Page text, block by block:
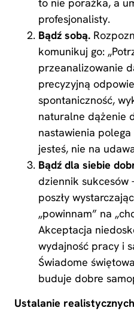
profesjonalisty.
Bądź sobą.
komunikuj go:
przeanalizowanie
precyzyjną
spontaniczność,
naturalne dążenie
nastawienia
jesteś, nie na
Bądź dla siebie
dziennik sukcesów
poszły
„powinnam” na
Akceptacja
wydajność pracy i
Świadome
buduje dobre
Ustalanie